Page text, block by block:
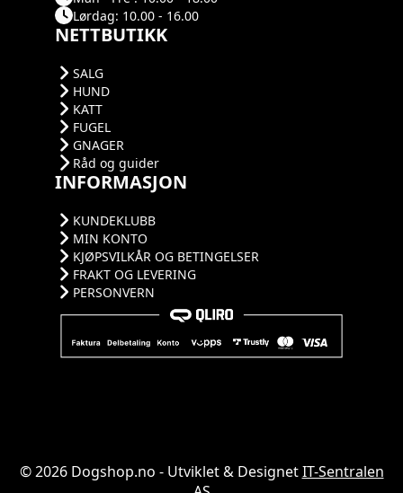
Lørdag: 10.00 - 16.00
NETTBUTIKK
SALG
HUND
KATT
FUGEL
GNAGER
Råd og guider
INFORMASJON
KUNDEKLUBB
MIN KONTO
KJØPSVILKÅR OG BETINGELSER
FRAKT OG LEVERING
PERSONVERN
© 2026 Dogshop.no - Utviklet & DesignetIT-Sentralen